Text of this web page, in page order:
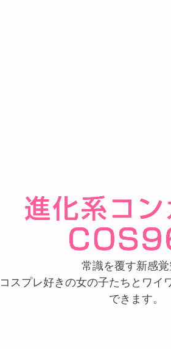
常識を覆す新感覚
コスプレ好きの女の子たちとワイ
できます。